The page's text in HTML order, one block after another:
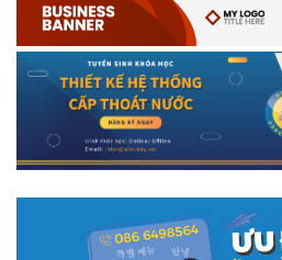
# 05.04.2025 | 17:16